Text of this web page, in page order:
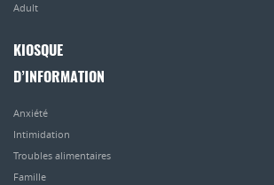
Adult
KIOSQUE
D’INFORMATION
Anxiété
Intimidation
Troubles alimentaires
Famille